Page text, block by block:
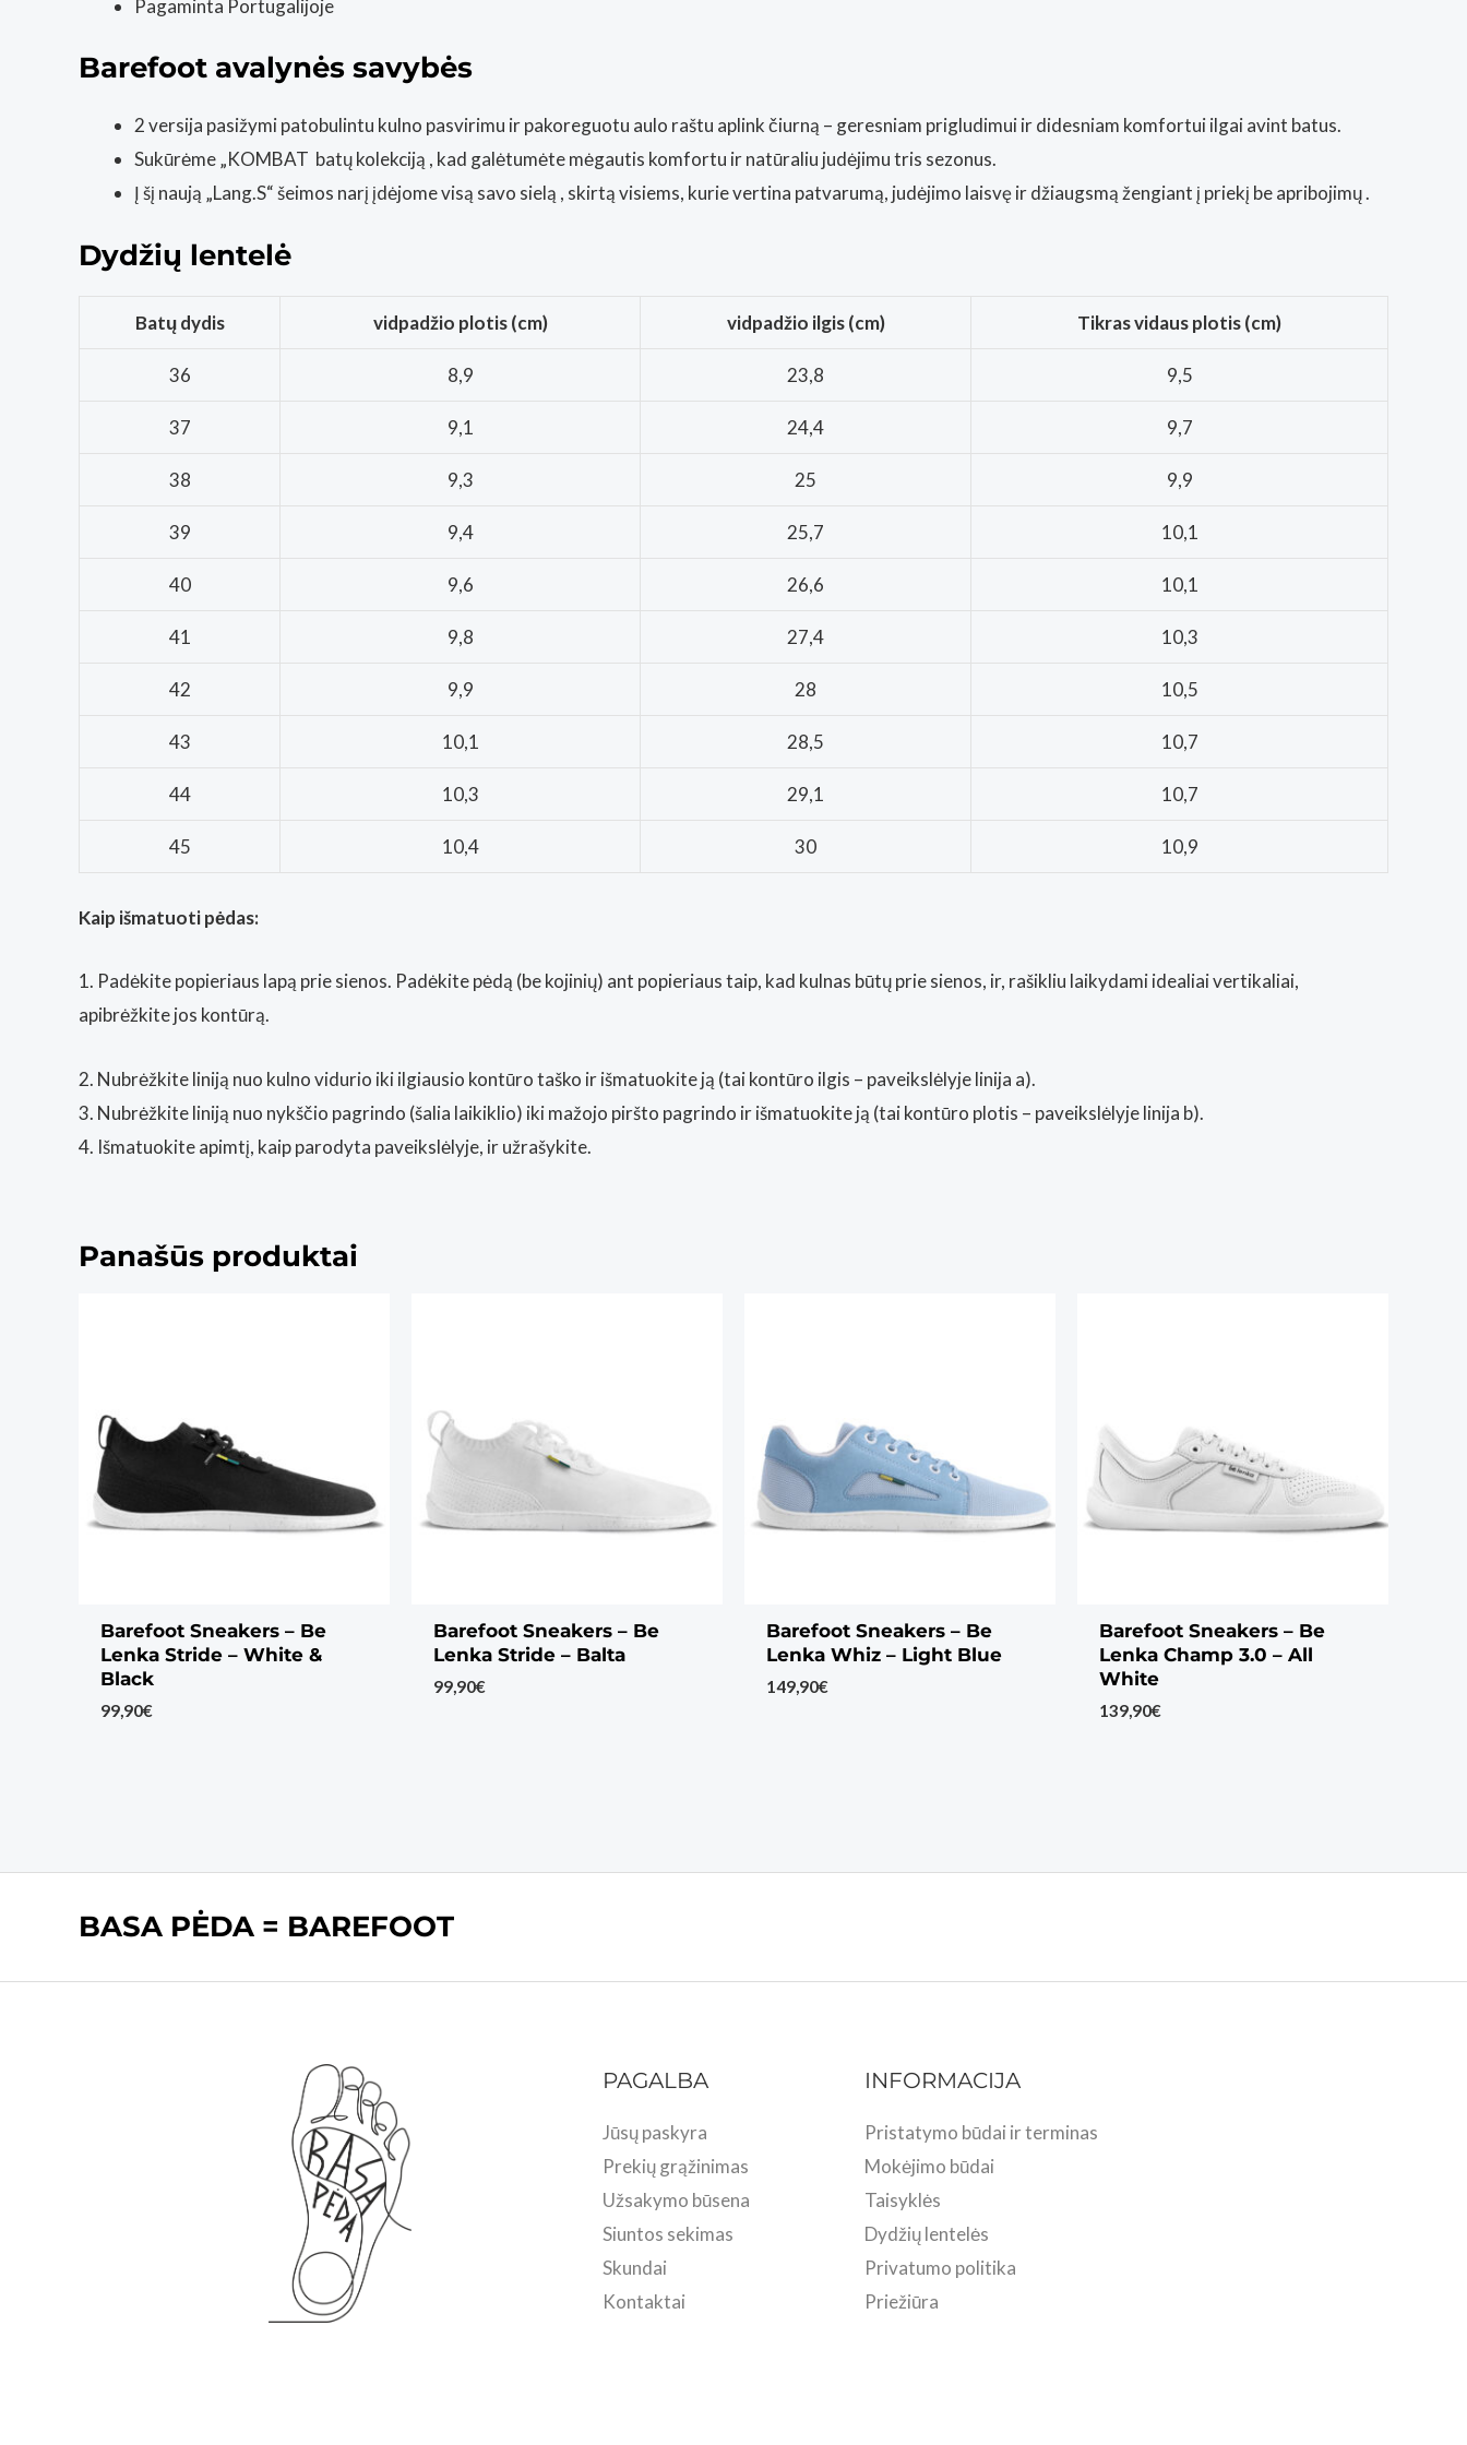
Pagaminta Portugalijoje
Barefoot avalynės savybės
2 versija pasižymi patobulintu kulno pasvirimu ir pakoreguotu aulo raštu aplink čiurną – geresniam prigludimui ir didesniam komfortui ilgai avint batus.
Sukūrėme„KOMBAT batų kolekciją , kad galėtumėte mėgautis komfortu ir natūraliu judėjimu tris sezonus.
Į šį naują „Lang.S“ šeimos narį įdėjome visą savo sielą , skirtą visiems, kurie vertina patvarumą, judėjimo laisvę ir džiaugsmą žengiant į priekį be apribojimų.
Dydžių lentelė
Batų dydis vidpadžio plotis (cm) vidpadžio ilgis (cm) Tikras vidaus plotis (cm)
36 8,9 23,8 9,5
37 9,1 24,4 9,7
38 9,3 25 9,9
39 9,4 25,7 10,1
40 9,6 26,6 10,1
41 9,8 27,4 10,3
42 9,9 28 10,5
43 10,1 28,5 10,7
44 10,3 29,1 10,7
45 10,4 30 10,9
Kaip išmatuoti pėdas:
1. Padėkite popieriaus lapą prie sienos. Padėkite pėdą (be kojinių) ant popieriaus taip, kad kulnas būtų prie sienos, ir, rašikliu laikydami idealiai vertikaliai,
apibrėžkite jos kontūrą.
2. Nubrėžkite liniją nuo kulno vidurio iki ilgiausio kontūro taško ir išmatuokite ją (tai kontūro ilgis – paveikslėlyje linija a).
3. Nubrėžkite liniją nuo nykščio pagrindo (šalia laikiklio) iki mažojo piršto pagrindo ir išmatuokite ją (tai kontūro plotis – paveikslėlyje linija b).
4. Išmatuokite apimtį, kaip parodyta paveikslėlyje, ir užrašykite.
Panašūs produktai
Barefoot Sneakers – Be
Lenka Stride – White &
Black
99,90€
Barefoot Sneakers – Be
Lenka Stride – Balta
99,90€
Barefoot Sneakers – Be
Lenka Whiz – Light Blue
149,90€
Barefoot Sneakers – Be
Lenka Champ 3.0 – All
White
139,90€
BASA PĖDA = BAREFOOT
PAGALBA
Jūsų paskyra
Prekių grąžinimas
Užsakymo būsena
Siuntos sekimas
Skundai
Kontaktai
INFORMACIJA
Pristatymo būdai ir terminas
Mokėjimo būdai
Taisyklės
Dydžių lentelės
Privatumo politika
Priežiūra